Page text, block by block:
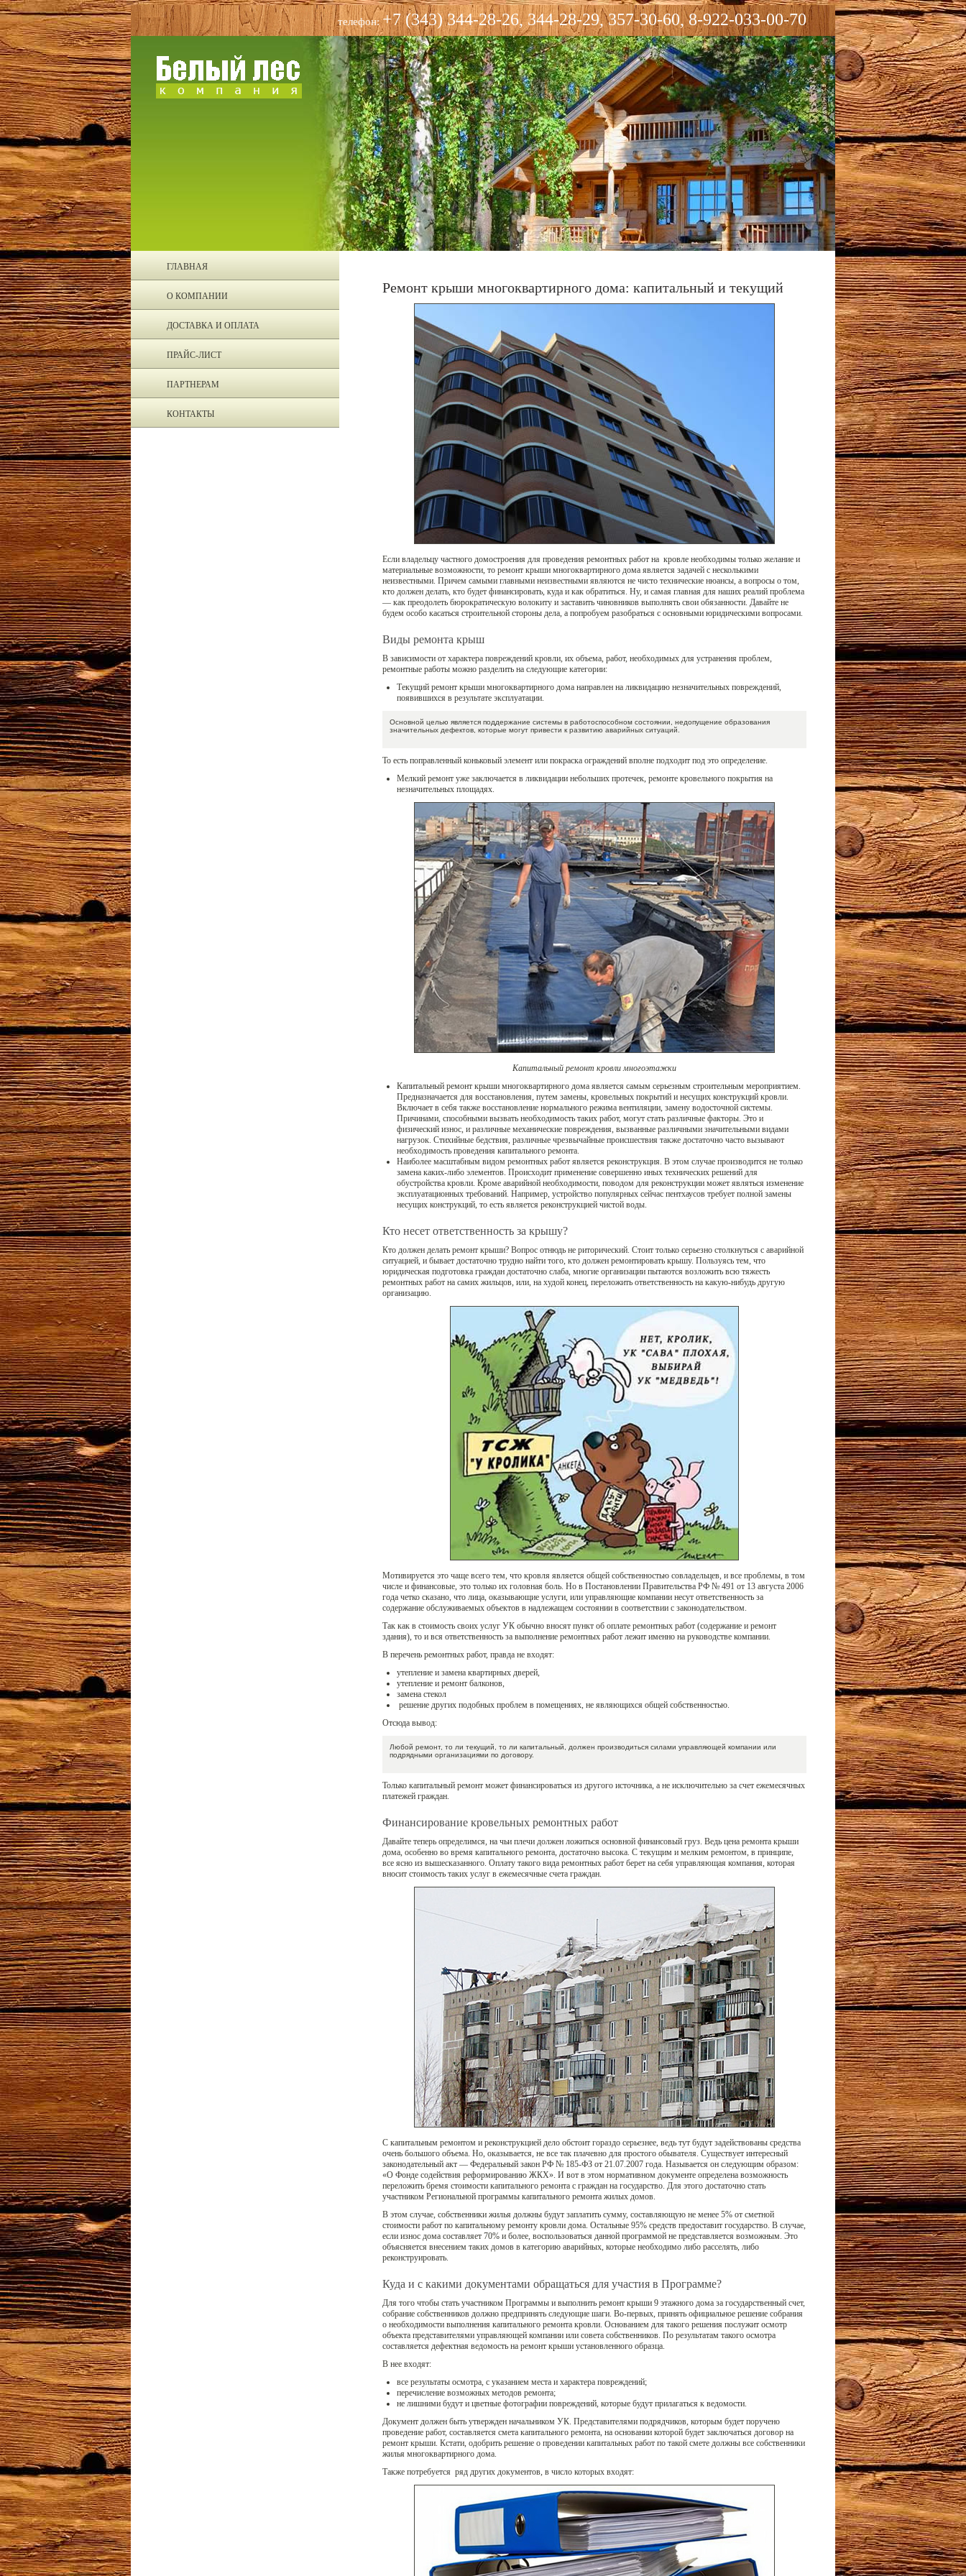
телефон:+7 (343) 344-28-26, 344-28-29, 357-30-60, 8-922-033-00-70
ГЛАВНАЯ
О КОМПАНИИ
ДОСТАВКА И ОПЛАТА
ПРАЙС-ЛИСТ
ПАРТНЕРАМ
КОНТАКТЫ
Ремонт крыши многоквартирного дома: капитальный и текущий
Если владельцу частного домостроения для проведения ремонтных работ на кровле необходимы только желание и
материальные возможности, то ремонт крыши многоквартирного дома является задачей с несколькими
неизвестными. Причем самыми главными неизвестными являются не чисто технические нюансы, а вопросы о том,
кто должен делать, кто будет финансировать, куда и как обратиться. Ну, и самая главная для наших реалий проблема
— как преодолеть бюрократическую волокиту и заставить чиновников выполнять свои обязанности. Давайте не
будем особо касаться строительной стороны дела, а попробуем разобраться с основными юридическими вопросами.
Виды ремонта крыш
В зависимости от характера повреждений кровли, их объема, работ, необходимых для устранения проблем,
ремонтные работы можно разделить на следующие категории:
Текущий ремонт крыши многоквартирного дома направлен на ликвидацию незначительных повреждений,
появившихся в результате эксплуатации.
Основной целью является поддержание системы в работоспособном состоянии, недопущение образования
значительных дефектов, которые могут привести к развитию аварийных ситуаций.
То есть поправленный коньковый элемент или покраска ограждений вполне подходит под это определение.
Мелкий ремонт уже заключается в ликвидации небольших протечек, ремонте кровельного покрытия на
незначительных площадях.
Капитальный ремонт кровли многоэтажки
Капитальный ремонт крыши многоквартирного дома является самым серьезным строительным мероприятием.
Предназначается для восстановления, путем замены, кровельных покрытий и несущих конструкций кровли.
Включает в себя также восстановление нормального режима вентиляции, замену водосточной системы.
Причинами, способными вызвать необходимость таких работ, могут стать различные факторы. Это и
физический износ, и различные механические повреждения, вызванные различными значительными видами
нагрузок. Стихийные бедствия, различные чрезвычайные происшествия также достаточно часто вызывают
необходимость проведения капитального ремонта.
Наиболее масштабным видом ремонтных работ является реконструкция. В этом случае производится не только
замена каких-либо элементов. Происходит применение совершенно иных технических решений для
обустройства кровли. Кроме аварийной необходимости, поводом для реконструкции может являться изменение
эксплуатационных требований. Например, устройство популярных сейчас пентхаусов требует полной замены
несущих конструкций, то есть является реконструкцией чистой воды.
Кто несет ответственность за крышу?
Кто должен делать ремонт крыши? Вопрос отнюдь не риторический. Стоит только серьезно столкнуться с аварийной
ситуацией, и бывает достаточно трудно найти того, кто должен ремонтировать крышу. Пользуясь тем, что
юридическая подготовка граждан достаточно слаба, многие организации пытаются возложить всю тяжесть
ремонтных работ на самих жильцов, или, на худой конец, переложить ответственность на какую-нибудь другую
организацию.
Мотивируется это чаще всего тем, что кровля является общей собственностью совладельцев, и все проблемы, в том
числе и финансовые, это только их головная боль. Но в Постановлении Правительства РФ № 491 от 13 августа 2006
года четко сказано, что лица, оказывающие услуги, или управляющие компании несут ответственность за
содержание обслуживаемых объектов в надлежащем состоянии в соответствии с законодательством.
Так как в стоимость своих услуг УК обычно вносят пункт об оплате ремонтных работ (содержание и ремонт
здания), то и вся ответственность за выполнение ремонтных работ лежит именно на руководстве компании.
В перечень ремонтных работ, правда не входят:
утепление и замена квартирных дверей,
утепление и ремонт балконов,
замена стекол
решение других подобных проблем в помещениях, не являющихся общей собственностью.
Отсюда вывод:
Любой ремонт, то ли текущий, то ли капитальный, должен производиться силами управляющей компании или
подрядными организациями по договору.
Только капитальный ремонт может финансироваться из другого источника, а не исключительно за счет ежемесячных
платежей граждан.
Финансирование кровельных ремонтных работ
Давайте теперь определимся, на чьи плечи должен ложиться основной финансовый груз. Ведь цена ремонта крыши
дома, особенно во время капитального ремонта, достаточно высока. С текущим и мелким ремонтом, в принципе,
все ясно из вышесказанного. Оплату такого вида ремонтных работ берет на себя управляющая компания, которая
вносит стоимость таких услуг в ежемесячные счета граждан.
С капитальным ремонтом и реконструкцией дело обстоит гораздо серьезнее, ведь тут будут задействованы средства
очень большого объема. Но, оказывается, не все так плачевно для простого обывателя. Существует интересный
законодательный акт — Федеральный закон РФ № 185-ФЗ от 21.07.2007 года. Называется он следующим образом:
«О Фонде содействия реформированию ЖКХ». И вот в этом нормативном документе определена возможность
переложить бремя стоимости капитального ремонта с граждан на государство. Для этого достаточно стать
участником Региональной программы капитального ремонта жилых домов.
В этом случае, собственники жилья должны будут заплатить сумму, составляющую не менее 5% от сметной
стоимости работ по капитальному ремонту кровли дома. Остальные 95% средств предоставит государство. В случае,
если износ дома составляет 70% и более, воспользоваться данной программой не представляется возможным. Это
объясняется внесением таких домов в категорию аварийных, которые необходимо либо расселять, либо
реконструировать.
Куда и с какими документами обращаться для участия в Программе?
Для того чтобы стать участником Программы и выполнить ремонт крыши 9 этажного дома за государственный счет,
собрание собственников должно предпринять следующие шаги. Во-первых, принять официальное решение собрания
о необходимости выполнения капитального ремонта кровли. Основанием для такого решения послужит осмотр
объекта представителями управляющей компании или совета собственников. По результатам такого осмотра
составляется дефектная ведомость на ремонт крыши установленного образца.
В нее входят:
все результаты осмотра, с указанием места и характера повреждений;
перечисление возможных методов ремонта;
не лишними будут и цветные фотографии повреждений, которые будут прилагаться к ведомости.
Документ должен быть утвержден начальником УК. Представителями подрядчиков, которым будет поручено
проведение работ, составляется смета капитального ремонта, на основании которой будет заключаться договор на
ремонт крыши. Кстати, одобрить решение о проведении капитальных работ по такой смете должны все собственники
жилья многоквартирного дома.
Также потребуется ряд других документов, в число которых входят: